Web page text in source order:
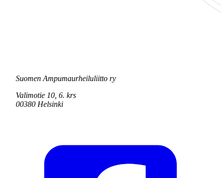
Suomen Ampumaurheiluliitto ry
Valimotie 10, 6. krs
00380 Helsinki